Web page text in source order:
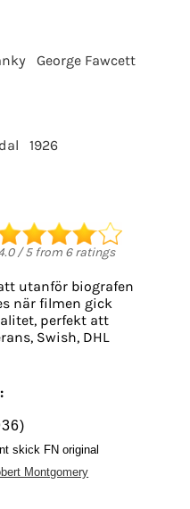
George Fawcett
1926
/5from 6ratings
utanför biografen
när filmen gick
perfekt att
Swish, DHL
skick FN original
Montgomery